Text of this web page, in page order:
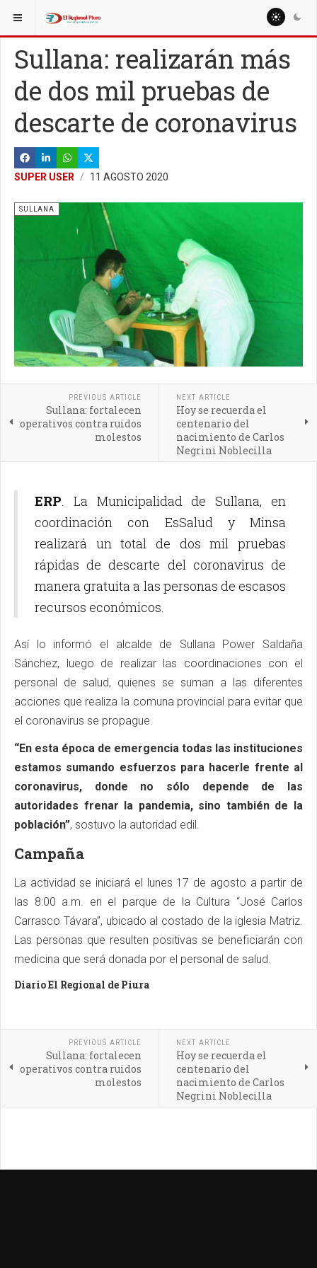
ESTÁ AQUÍ: LOCALES
Sullana: realizarán más
de dos mil pruebas de
descarte de coronavirus
SUPER USER 11 AGOSTO 2020
SULLANA
PREVIOUS ARTICLE
Sullana: fortalecen
operativos contra ruidos
molestos
NEXT ARTICLE
Hoy se recuerda el
centenario del
nacimiento de Carlos
Negrini Noblecilla
ERP. La Municipalidad de Sullana, en
coordinación con EsSalud y Minsa
realizará un total de dos mil pruebas
rápidas de descarte del coronavirus de
manera gratuita a las personas de escasos
recursos económicos.
Así lo informó el alcalde de Sullana Power Saldaña
Sánchez, luego de realizar las coordinaciones con el
personal de salud, quienes se suman a las diferentes
acciones que realiza la comuna provincial para evitar que
el coronavirus se propague.
“En esta época de emergencia todas las instituciones
estamos sumando esfuerzos para hacerle frente al
coronavirus, donde no sólo depende de las
autoridades frenar la pandemia, sino también de la
población”, sostuvo la autoridad edil.
Campaña
La actividad se iniciará el lunes 17 de agosto a partir de
las 8:00 a.m. en el parque de la Cultura “José Carlos
Carrasco Távara”, ubicado al costado de la iglesia Matriz.
Las personas que resulten positivas se beneficiarán con
medicina que será donada por el personal de salud.
Diario El Regional de Piura
PREVIOUS ARTICLE
Sullana: fortalecen
operativos contra ruidos
molestos
NEXT ARTICLE
Hoy se recuerda el
centenario del
nacimiento de Carlos
Negrini Noblecilla